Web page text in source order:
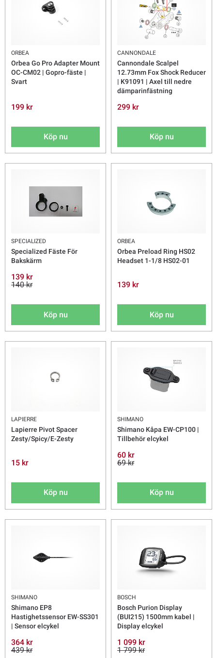
ORBEA
Orbea Go Pro Adapter Mount
OC-CM02 | Gopro-fäste |
Svart
199 kr
Köp nu
CANNONDALE
Cannondale Scalpel
12.73mm Fox Shock Reducer
| K91091 | Axel till nedre
dämparinfästning
299 kr
Köp nu
SPECIALIZED
Specialized Fäste För
Bakskärm
139 kr
140 kr
Köp nu
ORBEA
Orbea Preload Ring HS02
Headset 1-1/8 HS02-01
139 kr
Köp nu
LAPIERRE
Lapierre Pivot Spacer
Zesty/Spicy/E-Zesty
15 kr
Köp nu
SHIMANO
Shimano Kåpa EW-CP100 |
Tillbehör elcykel
60 kr
69 kr
Köp nu
SHIMANO
Shimano EP8
Hastighetssensor EW-SS301
| Sensor elcykel
364 kr
439 kr
BOSCH
Bosch Purion Display
(BUI215) 1500mm kabel |
Display elcykel
1 099 kr
1 799 kr